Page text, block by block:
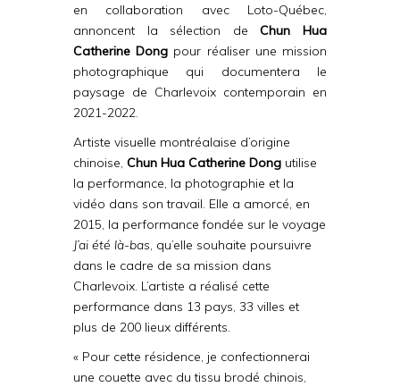
en collaboration avec Loto-Québec,
annoncent la sélection deChun Hua
Catherine Dong pour réaliser une mission
photographique qui documentera le
paysage de Charlevoix contemporain en
2021-2022.
Artiste visuelle montréalaise d’origine
chinoise, Chun Hua Catherine Dong utilise
la performance, la photographie et la
vidéo dans son travail. Elle a amorcé, en
2015, la performance fondée sur le voyage
J’ai été là-bas, qu’elle souhaite poursuivre
dans le cadre de sa mission dans
Charlevoix. L’artiste a réalisé cette
performance dans 13 pays, 33 villes et
plus de 200 lieux différents.
« Pour cette résidence, je confectionnerai
une couette avec du tissu brodé chinois,